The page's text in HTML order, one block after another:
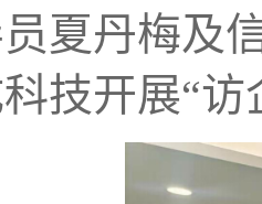
夏丹梅及
技开展“访